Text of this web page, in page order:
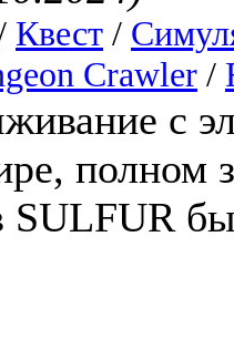
Квест /
Crawler /
с
полном
SULFUR